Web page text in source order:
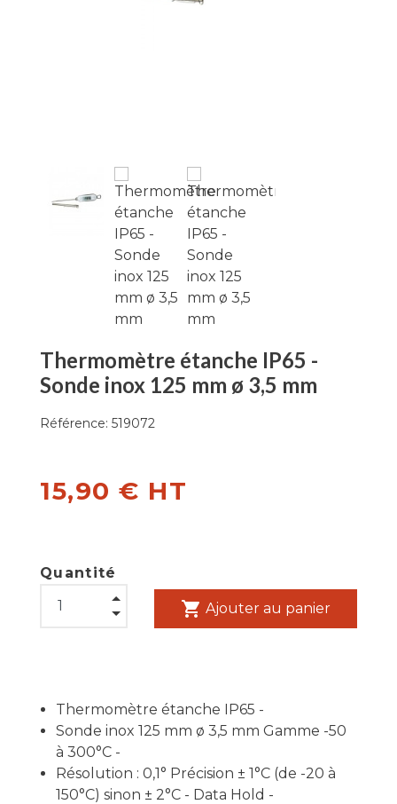
Thermomètre étanche IP65 -
Sonde inox 125 mm ø 3,5 mm
Référence: 519072
15,90 € HT
Quantité
shopping_cart Ajouter au panier
Thermomètre étanche IP65 -
Sonde inox 125 mm ø 3,5 mm Gamme -50
à 300°C -
Résolution : 0,1° Précision ± 1°C (de -20 à
150°C) sinon ± 2°C - Data Hold -